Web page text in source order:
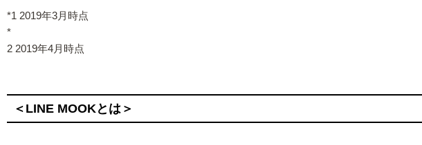
*1 2019年3月時点
*
2 2019年4月時点
＜LINE MOOKとは＞